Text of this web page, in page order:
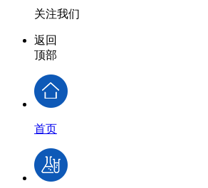
关注我们
返回
顶部
首页